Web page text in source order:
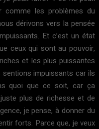
comme les problèmes du
dérivons vers la pensée
Et c’est un état
ceux qui sont au pouvoir,
et les plus puissantes
impuissants car ils
quoi que ce soit, car ça
plus de richesse et de
je pense, à donner du
forts. Parce que, je veux